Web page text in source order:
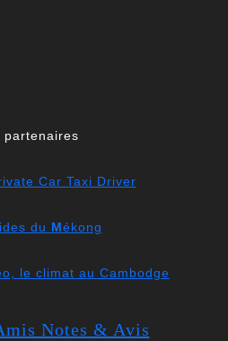
partenaires
Car Taxi Driver
du Mékong
le climat au Cambodge
Notes & Avis